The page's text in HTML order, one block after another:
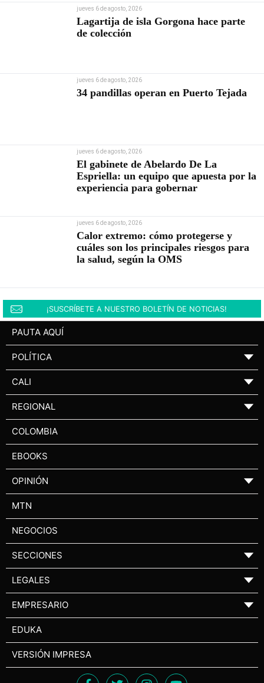
jueves 6 de agosto, 2026
Lagartija de isla Gorgona hace parte
de colección
jueves 6 de agosto, 2026
34 pandillas operan en Puerto Tejada
jueves 6 de agosto, 2026
El gabinete de Abelardo De La
Espriella: un equipo que apuesta por la
experiencia para gobernar
jueves 6 de agosto, 2026
Calor extremo: cómo protegerse y
cuáles son los principales riesgos para
la salud, según la OMS
¡SUSCRÍBETE A NUESTRO BOLETÍN DE NOTICIAS!
PAUTA AQUÍ
POLÍTICA ▼
CALI ▼
REGIONAL ▼
COLOMBIA
EBOOKS
OPINIÓN ▼
MTN
NEGOCIOS
SECCIONES ▼
LEGALES ▼
EMPRESARIO ▼
EDUKA
VERSIÓN IMPRESA